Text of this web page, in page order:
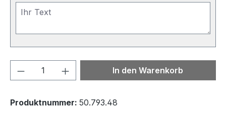
Produkt Anzahl: Gib denIn den Warenkorb
Produktnummer: 50.793.48